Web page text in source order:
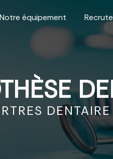
Notre équipement
DENTAIRE